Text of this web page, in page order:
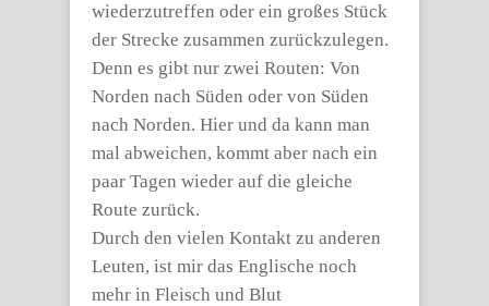
wiederzutreffen oder ein großes Stück
der Strecke zusammen zurückzulegen.
Denn es gibt nur zwei Routen: Von
Norden nach Süden oder von Süden
nach Norden. Hier und da kann man
mal abweichen, kommt aber nach ein
paar Tagen wieder auf die gleiche
Route zurück.
Durch den vielen Kontakt zu anderen
Leuten, ist mir das Englische noch
mehr in Fleisch und Blut